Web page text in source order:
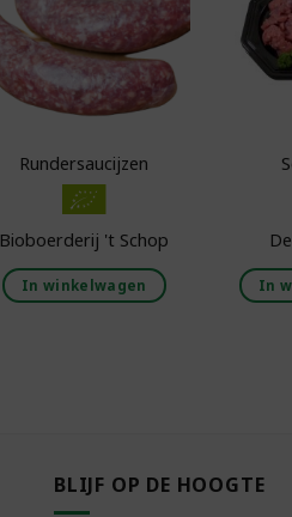
boodschappenlijst
Rundersaucijzen
Bioboerderij 't Schop
In winkelwagen In
BLIJF OP DE HOOGTE